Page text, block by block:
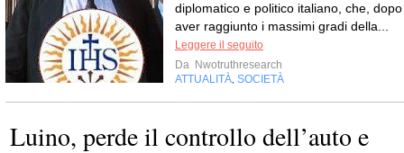
diplomatico e politico italiano, che, dopo
aver raggiunto i massimi gradi della...
Leggere il seguito
Da Nwotruthresearch
ATTUALITÀ SOCIETÀ
Luino, perde il controllo dell’auto e